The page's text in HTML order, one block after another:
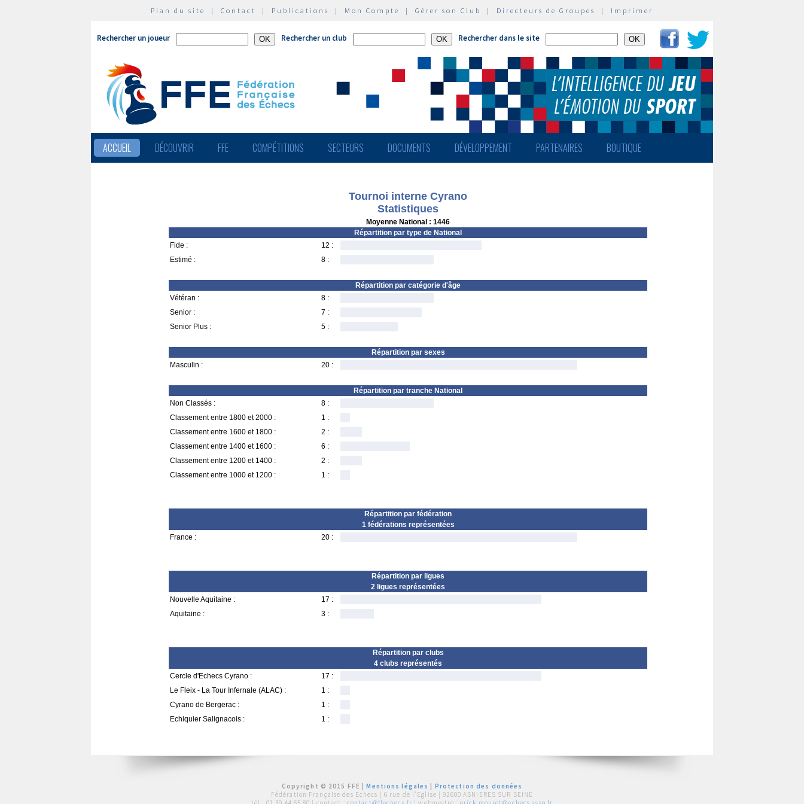
Plan du site | Contact | Publications | Mon Compte | Gérer son Club | Directeurs de Groupes | Imprimer
Rechercher un joueur Rechercher un club Rechercher dans le site
ACCUEIL DÉCOUVRIR FFE COMPÉTITIONS SECTEURS DOCUMENTS DÉVELOPPEMENT PARTENAIRES BOUTIQUE
Tournoi interne Cyrano
Statistiques
Moyenne National : 1446
Répartition par type de National
Fide :
12 :
Estimé :
8 :
Répartition par catégorie d'âge
Vétéran :
8 :
Senior :
7 :
Senior Plus :
5 :
Répartition par sexes
Masculin :
20 :
Répartition par tranche National
Non Classés :
8 :
Classement entre 1800 et 2000 :
1 :
Classement entre 1600 et 1800 :
2 :
Classement entre 1400 et 1600 :
6 :
Classement entre 1200 et 1400 :
2 :
Classement entre 1000 et 1200 :
1 :
Répartition par fédération
1 fédérations représentées
France :
20 :
Répartition par ligues
2 ligues représentées
Nouvelle Aquitaine :
17 :
Aquitaine :
3 :
Répartition par clubs
4 clubs représentés
Cercle d'Echecs Cyrano :
17 :
Le Fleix - La Tour Infernale (ALAC) :
1 :
Cyrano de Bergerac :
1 :
Echiquier Salignacois :
1 :
Copyright © 2015 FFE |Mentions légales
Protection des données
Fédération Française des Echecs | 6 rue de l'Eglise | 92600 ASNIERES SUR SEINE